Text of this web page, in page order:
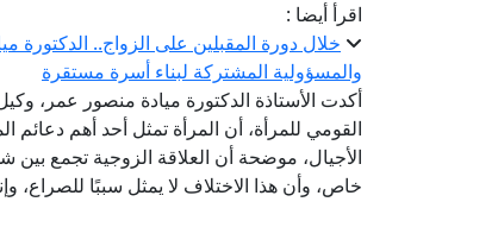
اقرأ أيضا :
خلال دورة المقبلين على الزواج.. الدكتورة
والمسؤولية المشتركة لبناء أسرة مستقرة
أكدت الأستاذة الدكتورة ميادة منصور عمر،
القومي للمرأة، أن المرأة تمثل أحد أهم دعائم
الأجيال، موضحة أن العلاقة الزوجية تجمع
خاص، وأن هذا الاختلاف لا يمثل سببًا للصراع،